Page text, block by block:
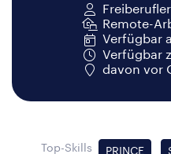
Remote-
Verfügbar
Verfügbar
davon vor
Top-Skills PRINCE